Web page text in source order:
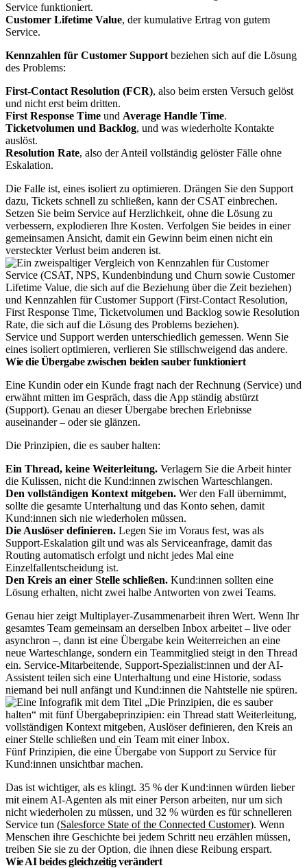
Service funktioniert.
Customer Lifetime Value, der kumulative Ertrag von gutem
Service.
Kennzahlen für Customer Support beziehen sich auf die Lösung
des Problems:
First-Contact Resolution (FCR), also beim ersten Versuch gelöst
und nicht erst beim dritten.
First Response Time und Average Handle Time.
Ticketvolumen und Backlog, und was wiederholte Kontakte
auslöst.
Resolution Rate, also der Anteil vollständig gelöster Fälle ohne
Eskalation.
Die Falle ist, eines isoliert zu optimieren. Drängen Sie den Support
dazu, Tickets schnell zu schließen, kann der CSAT einbrechen.
Setzen Sie beim Service auf Herzlichkeit, ohne die Lösung zu
verbessern, explodieren Ihre Kosten. Verfolgen Sie beides in einer
gemeinsamen Ansicht, damit ein Gewinn beim einen nicht ein
versteckter Verlust beim anderen ist.
Service und Support werden unterschiedlich gemessen. Wenn Sie
eines isoliert optimieren, verlieren Sie stillschweigend das andere.
Wie die Übergabe zwischen beiden sauber funktioniert
Eine Kundin oder ein Kunde fragt nach der Rechnung (Service) und
erwähnt mitten im Gespräch, dass die App ständig abstürzt
(Support). Genau an dieser Übergabe brechen Erlebnisse
auseinander – oder sie glänzen.
Die Prinzipien, die es sauber halten:
Ein Thread, keine Weiterleitung. Verlagern Sie die Arbeit hinter
die Kulissen, nicht die Kund:innen zwischen Warteschlangen.
Den vollständigen Kontext mitgeben. Wer den Fall übernimmt,
sollte die gesamte Unterhaltung und das Konto sehen, damit
Kund:innen sich nie wiederholen müssen.
Die Auslöser definieren. Legen Sie im Voraus fest, was als
Support-Eskalation gilt und was als Serviceanfrage, damit das
Routing automatisch erfolgt und nicht jedes Mal eine
Einzelfallentscheidung ist.
Den Kreis an einer Stelle schließen. Kund:innen sollten eine
Lösung erhalten, nicht zwei halbe Antworten von zwei Teams.
Genau hier zeigt Multiplayer-Zusammenarbeit ihren Wert. Wenn Ihr
gesamtes Team gemeinsam an derselben Inbox arbeitet – live oder
asynchron –, dann ist eine Übergabe kein Weiterreichen an eine
neue Warteschlange, sondern ein Teammitglied steigt in den Thread
ein. Service-Mitarbeitende, Support-Spezialist:innen und der AI-
Assistent teilen sich eine Unterhaltung und eine Historie, sodass
niemand bei null anfängt und Kund:innen die Nahtstelle nie spüren.
Fünf Prinzipien, die eine Übergabe von Support zu Service für
Kund:innen unsichtbar machen.
Das ist wichtiger, als es klingt. 35 % der Kund:innen würden lieber
mit einem AI-Agenten als mit einer Person arbeiten, nur um sich
nicht wiederholen zu müssen, und 32 % würden es für schnelleren
Service tun (Salesforce State of the Connected Customer). Wenn
Menschen ihre Geschichte bei jedem Schritt neu erzählen müssen,
treiben Sie sie zu der Option, die ihnen diese Reibung erspart.
Wie AI beides gleichzeitig verändert